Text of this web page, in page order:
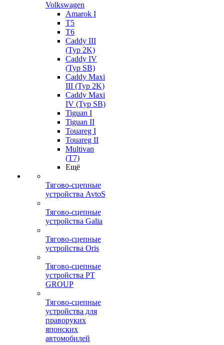
Volkswagen
Amarok I
T5
T6
Caddy III
(Typ 2K)
Caddy IV
(Typ SB)
Caddy Maxi
III (Typ 2K)
Caddy Maxi
IV (Typ SB)
Tiguan I
Tiguan II
Touareg I
Touareg II
Multivan
(T7)
Ещё
Тягово-сцепные
устройства AvtoS
Тягово-сцепные
устройства Galia
Тягово-сцепные
устройства Oris
Тягово-сцепные
устройства PT
GROUP
Тягово-сцепные
устройства для
праворуких
японских
автомобилей